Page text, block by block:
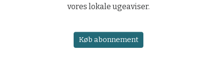
vores lokale ugeaviser.
Køb abonnement